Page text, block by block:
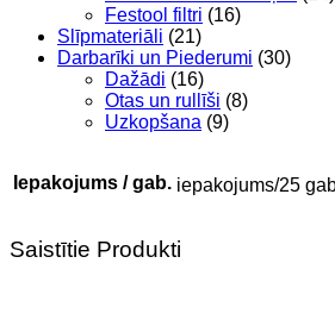
Festool filtri (16)
Slīpmateriāli (21)
Darbarīki un Piederumi (30)
Dažādi (16)
Otas un rullīši (8)
Uzkopšana (9)
Iepakojums / gab. iepakojums/25
Saistītie Produkti